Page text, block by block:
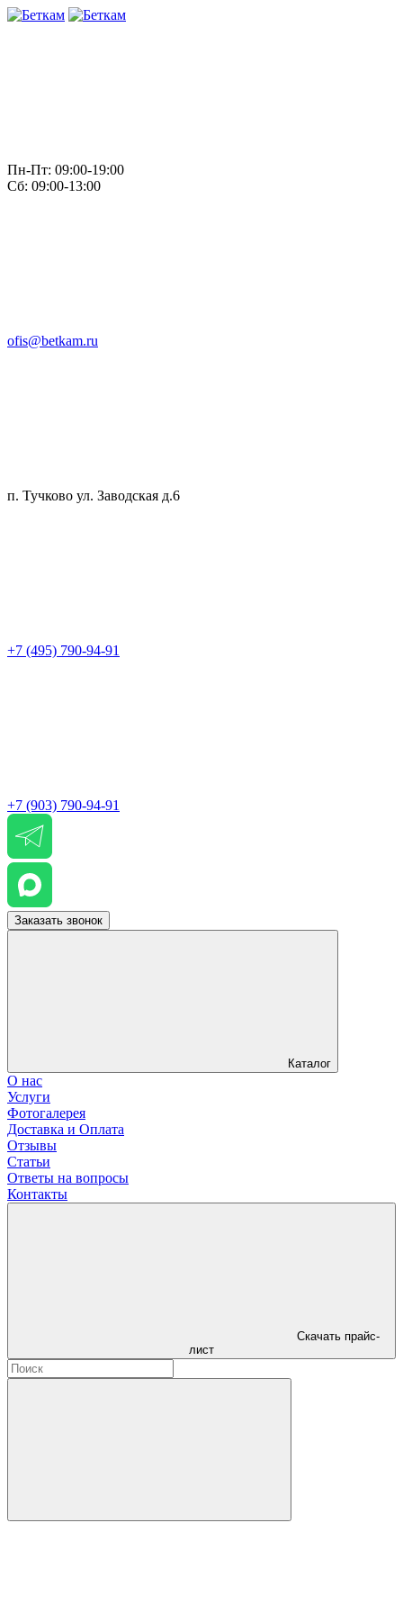
Пн-Пт: 09:00-19:00
Сб: 09:00-13:00
ofis@betkam.ru
п. Тучково ул. Заводская д.6
+7 (495) 790-94-91
+7 (903) 790-94-91
Заказать звонок
Каталог
О нас
Услуги
Фотогалерея
Доставка и Оплата
Отзывы
Статьи
Ответы на вопросы
Контакты
Скачать прайс-
лист